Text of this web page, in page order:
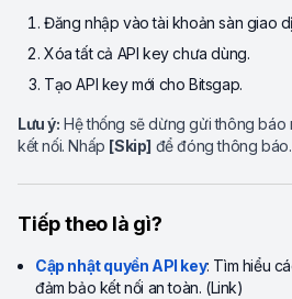
Đăng nhập vào tài khoản sàn giao
Xóa tất cả API key chưa dùng.
Tạo API key mới cho Bitsgap.
Lưu ý: Hệ thống sẽ dừng gửi thông báo
kết nối. Nhấp [Skip] để đóng thông báo.
Tiếp theo là gì?
Cập nhật quyền API key: Tìm hiểu
đảm bảo kết nối an toàn. (Link)